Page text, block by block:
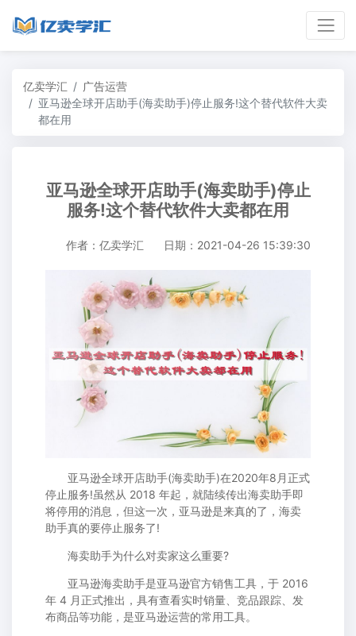
亿卖学汇
广告运营
亚马逊全球开店助手(海卖助手)停止服务!这个替代软件大卖
都在用
亚马逊全球开店助手(海卖助手)停止
服务!这个替代软件大卖都在用
作者：亿卖学汇 日期：2021-04-26 15:39:30
亚马逊全球开店助手(海卖助手)在2020年8月正式
停止服务!虽然从 2018 年起，就陆续传出海卖助手即
将停用的消息，但这一次，亚马逊是来真的了，海卖
助手真的要停止服务了!
海卖助手为什么对卖家这么重要?
亚马逊海卖助手是亚马逊官方销售工具，于 2016
年 4 月正式推出，具有查看实时销量、竞品跟踪、发
布商品等功能，是亚马逊运营的常用工具。